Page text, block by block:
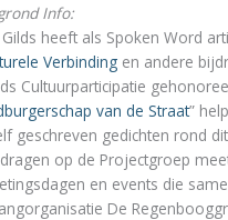
Info:
heeft als Spoken Word
Verbinding en andere
Cultuurparticipatie
van de Straat”
geschreven gedichten rond
op de Projectgroep
en events die
De